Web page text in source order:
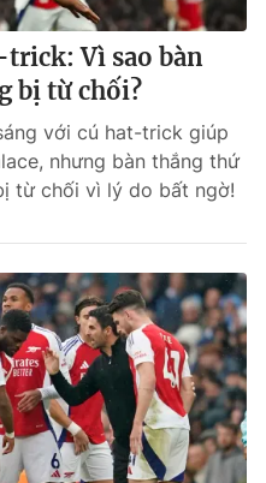
trick: Vì sao bàn
bị từ chối?
với cú hat-trick giúp
nhưng bàn thắng thứ
từ chối vì lý do bất ngờ!